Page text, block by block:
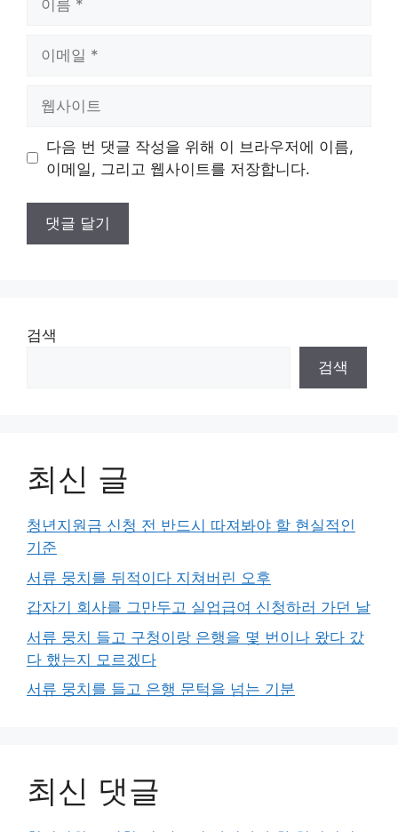
트
다음 번 댓글 작성을 위해 이 브라우저에 이름,
이메일, 그리고 웹사이트를 저장합니다.
검색
검색
최신 글
청년지원금 신청 전 반드시 따져봐야 할 현실적인
기준
서류 뭉치를 뒤적이다 지쳐버린 오후
갑자기 회사를 그만두고 실업급여 신청하러 가던 날
서류 뭉치 들고 구청이랑 은행을 몇 번이나 왔다 갔
다 했는지 모르겠다
서류 뭉치를 들고 은행 문턱을 넘는 기분
최신 댓글